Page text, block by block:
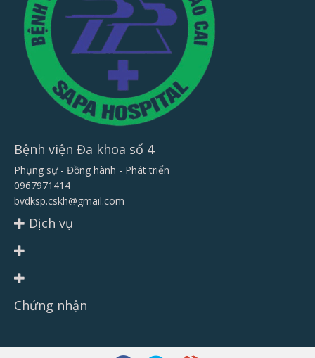
Bệnh viện Đa khoa số 4
Phụng sự - Đồng hành - Phát triển
0967971414
bvdksp.cskh@gmail.com
Dịch vụ
Chứng nhận